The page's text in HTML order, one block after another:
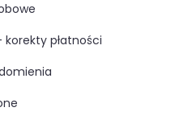
korekty płatności